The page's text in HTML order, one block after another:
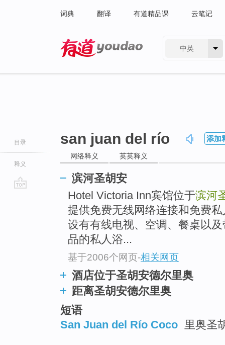
词典 翻译 有道精品课 云笔记
中英
目录
释义
san juan del río 添加
网络释义 英英释义
滨河圣胡安
Hotel Victoria Inn宾馆位于滨河
提供免费无线网络连接和免费
设有有线电视、空调、餐桌以
品的私人浴...
基于2006个网页-相关网页
酒店位于圣胡安德尔里奥
距离圣胡安德尔里奥
短语
San Juan del Río Coco 里奥圣